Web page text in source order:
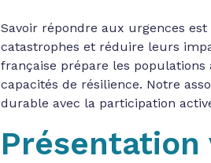
Savoir répondre aux urgences
catastrophes et réduire leurs
française prépare les
capacités de résilience. Notre
durable avec la participation
Présentation